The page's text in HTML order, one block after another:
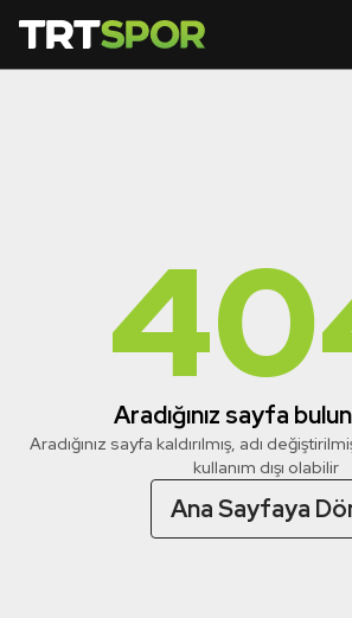
Aradığınız sayfa
Aradığınız sayfa kaldırılmış, adı
kullanım dışı olabilir
Ana Sayfaya